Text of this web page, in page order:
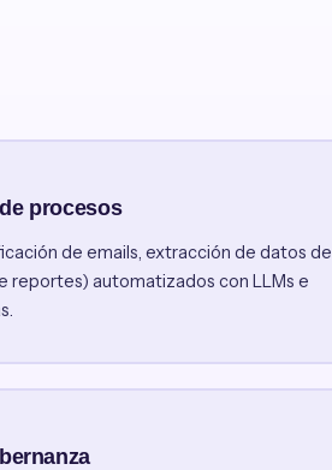
procesos
de emails, extracción de datos de
reportes) automatizados con LLMs e